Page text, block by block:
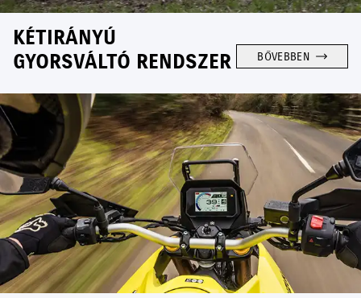
KÉTIRÁNYÚ
GYORSVÁLTÓ RENDSZER
BŐVEBBEN